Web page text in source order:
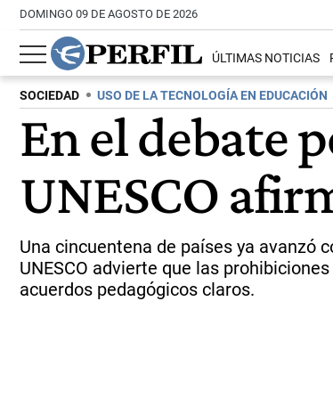
DOMINGO 09 DE AGOSTO DE 2026
ÚLTIMAS NOTICIAS
SOCIEDAD USO DE LA TECNOLOGÍA EN EDUCACIÓN
En el debate
UNESCO
Una cincuentena de países ya avanzó
UNESCO advierte que las
acuerdos pedagógicos claros.